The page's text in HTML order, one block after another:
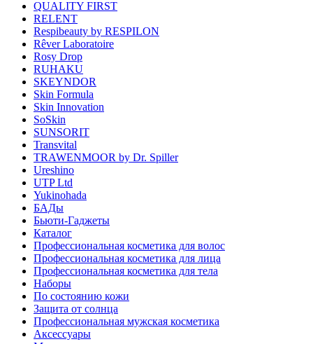
QUALITY FIRST
RELENT
Respibeauty by RESPILON
Rêver Laboratoire
Rosy Drop
RUHAKU
SKEYNDOR
Skin Formula
Skin Innovation
SoSkin
SUNSORIT
Transvital
TRAWENMOOR by Dr. Spiller
Ureshino
UTP Ltd
Yukinohada
БАДы
Бьюти-Гаджеты
Каталог
Профессиональная косметика для волос
Профессиональная косметика для лица
Профессиональная косметика для тела
Наборы
По состоянию кожи
Защита от солнца
Профессиональная мужская косметика
Аксессуары